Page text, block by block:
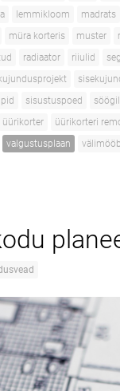
lemmikloom madrats
müra korteris muster
radiaator riiulid
sisustuspoed
üürikorter üürikorteri
valgustusplaan